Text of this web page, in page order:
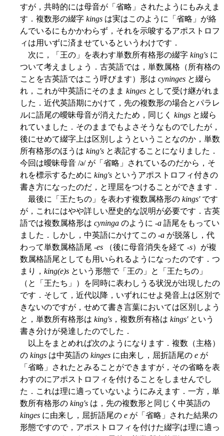
すが，共時的には母音が「省略」されたようにもみえま
す．複数形の綴字 kings は実はこのように「省略」が絡
んでいるにもかかわらず，それを示唆するアポストロフ
ィは用いずに済ませているというわけです．
次に，「王の」を表わす単数所有格形の綴字 king's に
ついて考えましょう．古英語では，単数属格（所有格の
ことを古英語ではこう呼びます）形は cyninges と綴ら
れ，これが中英語にそのまま kinges として受け継がれま
した．近代英語期にかけて，先の複数形の場合とパラレ
ルに語尾の曖昧母音が消えたため，同じく kings と綴ら
れていました．そのままでもよさそうなものでしたが，
後にせめて綴字上は区別しようということなのか，単数
所有格形のほうは king's と表記することになりました．
今回は曖昧母音 /ə/ が「省略」されているのだから，そ
れを標示するために king's というアポストロフィ付きの
書き方になったのだ，と理屈をつけることができます．
最後に「王たちの」を表わす複数属格形の kings'です
が，これにはやや詳しい歴史的な説明が必要です．古英
語では複数属格形は cyninga のように -a 語尾をもってい
ました．しかし，中英語にかけてこの -a が脱落し，代
わって単数属格語尾 -es （後に母音消失を経て -s）が複
数属格語尾としても用いられるようになったのです．つ
まり， king(e)s という形態で「王の」と「王たちの」
（と「王たち」）を同時に表わしうる状況が出現したの
です．そして，近代以降，いずれにせよ発音上は区別で
きないのですが，せめて書き言葉においては区別しよう
と，単数所有格形は king's ，複数所有格は kings'という
書き分けが発達したのでした．
以上をまとめれば次のようになります．複数（主格）
の kings は中英語の kinges に由来し，屈折語尾の e が
「省略」されたとみることができますが，その省略を表
わすのにアポストロフィを付けることをしませんでし
た．これは理に適っていないようにみえます．一方，単
数所有格形の king's は，先の複数形と同じく中英語の
kinges に由来し，屈折語尾の e が「省略」された結果の
形態ですので，アポストロフィを付けた綴字は理に適っ